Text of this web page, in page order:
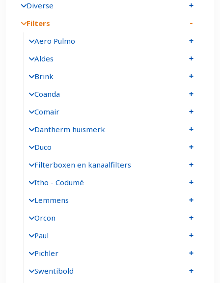
Diverse
Filters
Aero Pulmo
Aldes
Brink
Coanda
Comair
Dantherm huismerk
Duco
Filterboxen en kanaalfilters
Itho - Codumé
Lemmens
Orcon
Paul
Pichler
Swentibold